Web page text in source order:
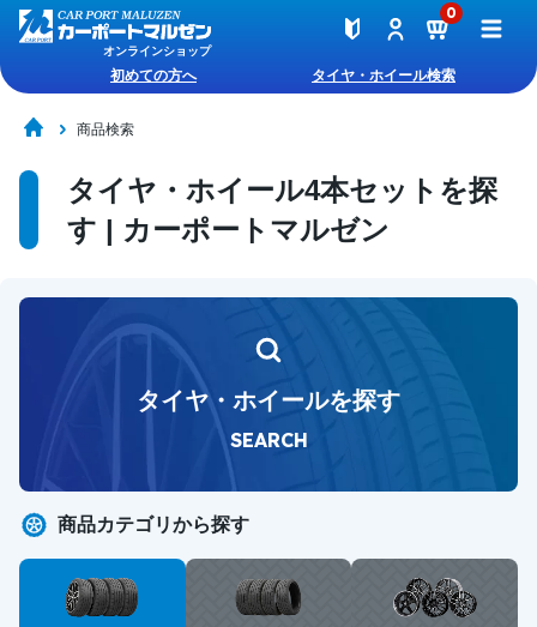
オンラインショップ
0
初めての方へ タイヤ・ホイール検索
商品検索
タイヤ・ホイール4本セットを探
す | カーポートマルゼン
タイヤ・ホイールを探す
SEARCH
商品カテゴリから探す